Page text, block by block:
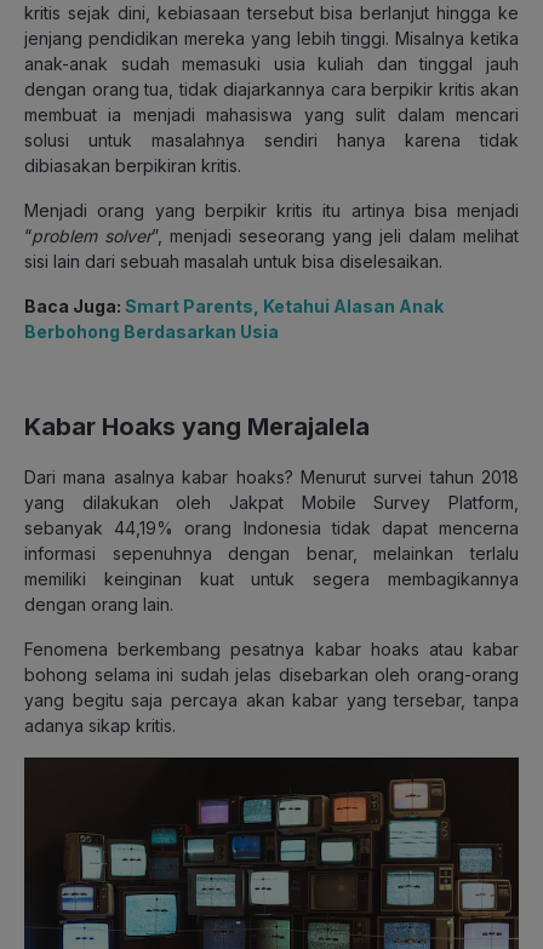
kritis sejak dini, kebiasaan tersebut bisa berlanjut hingga ke
jenjang pendidikan mereka yang lebih tinggi. Misalnya ketika
anak-anak sudah memasuki usia kuliah dan tinggal jauh
dengan orang tua, tidak diajarkannya cara berpikir kritis akan
membuat ia menjadi mahasiswa yang sulit dalam mencari
solusi untuk masalahnya sendiri hanya karena tidak
dibiasakan berpikiran kritis.
Menjadi orang yang berpikir kritis itu artinya bisa menjadi
“problem solver”, menjadi seseorang yang jeli dalam melihat
sisi lain dari sebuah masalah untuk bisa diselesaikan.
Baca Juga: Smart Parents, Ketahui Alasan Anak
Berbohong Berdasarkan Usia
Kabar Hoaks yang Merajalela
Dari mana asalnya kabar hoaks? Menurut survei tahun 2018
yang dilakukan oleh Jakpat Mobile Survey Platform,
sebanyak 44,19% orang Indonesia tidak dapat mencerna
informasi sepenuhnya dengan benar, melainkan terlalu
memiliki keinginan kuat untuk segera membagikannya
dengan orang lain.
Fenomena berkembang pesatnya kabar hoaks atau kabar
bohong selama ini sudah jelas disebarkan oleh orang-orang
yang begitu saja percaya akan kabar yang tersebar, tanpa
adanya sikap kritis.